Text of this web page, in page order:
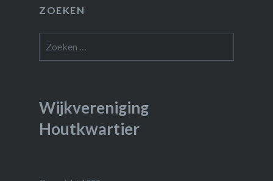
ZOEKEN
naar:
Wijkvereniging
Houtkwartier